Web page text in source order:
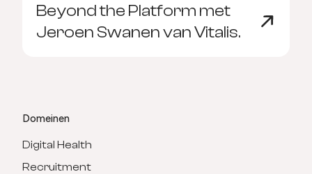
Beyond the Platform met
Jeroen Swanen van Vitalis.
Domeinen
Digital Health
Recruitment